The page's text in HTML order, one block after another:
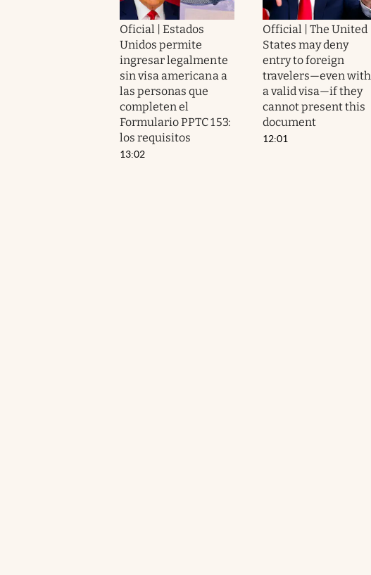
Oficial | Estados
Unidos permite
ingresar legalmente
sin visa americana a
las personas que
completen el
Formulario PPTC 153:
los requisitos
13:02
Official | The United
States may deny
entry to foreign
travelers—even with
a valid visa—if they
cannot present this
document
12:01